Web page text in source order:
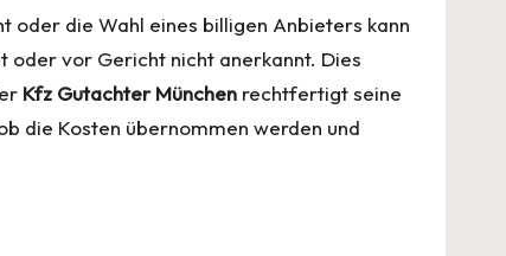
oder die Wahl eines billigen Anbieters kann
vor Gericht nicht anerkannt. Dies
Kfz Gutachter München rechtfertigt seine
die Kosten übernommen werden und